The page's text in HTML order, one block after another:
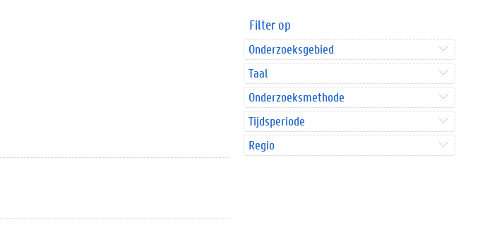
Filter op
Onderzoeksgebied
Taal
Onderzoeksmethode
Tijdsperiode
Regio